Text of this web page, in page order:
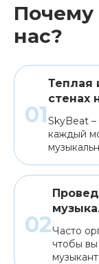
Почему
нас?
Теплая
стенах
SkyBeat –
каждый
Часто
чтобы вы